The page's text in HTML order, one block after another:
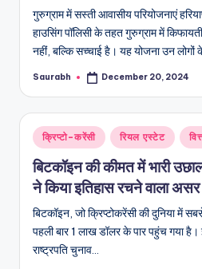
गुरुग्राम में सस्ती आवासीय परियोजनाएं
हाउसिंग पॉलिसी के तहत गुरुग्राम में
नहीं, बल्कि सच्चाई है। यह योजना उन लोगों
Posted
Saurabh December 20, 2024
Posted
in
क्रिप्टो-करेंसी रियल एस्टेट
बिटकॉइन की कीमत में भारी
ने किया इतिहास रचने वाला असर
बिटकॉइन, जो क्रिप्टोकरेंसी की दुनिया में
पहली बार 1 लाख डॉलर के पार पहुंच गया
राष्ट्रपति चुनाव…